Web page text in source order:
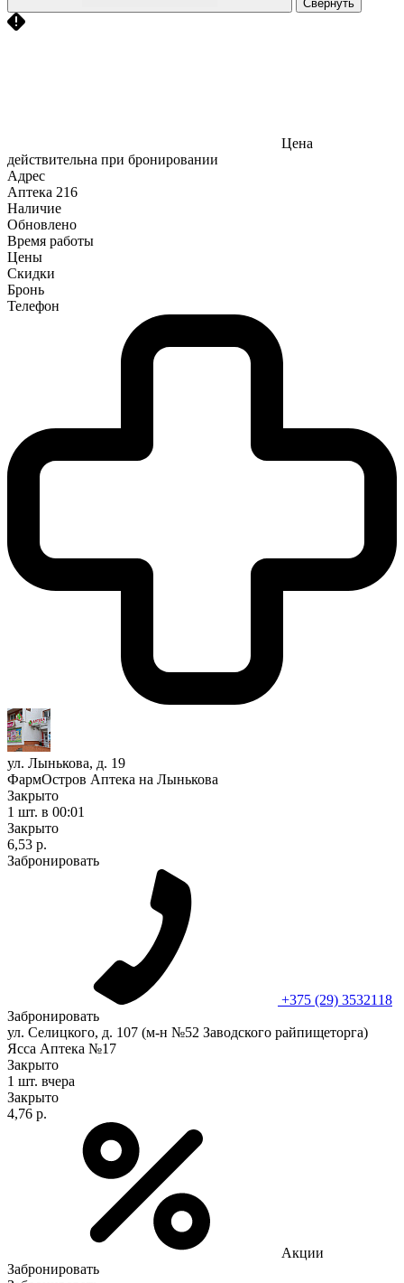
Свернуть
Цена
действительна при бронировании
Адрес
Аптека 216
Наличие
Обновлено
Время работы
Цены
Скидки
Бронь
Телефон
ул. Лынькова, д. 19
ФармОстров Аптека на Лынькова
Закрыто
1 шт. в 00:01
Закрыто
6,53 р.
Забронировать
+375 (29) 3532118
Забронировать
ул. Селицкого, д. 107 (м-н №52 Заводского райпищеторга)
Ясса Аптека №17
Закрыто
1 шт. вчера
Закрыто
4,76 р.
Акции
Забронировать